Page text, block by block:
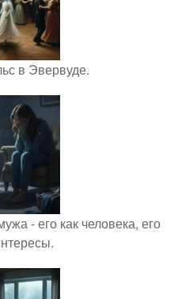
в Эвервуде.
- его как человека, его